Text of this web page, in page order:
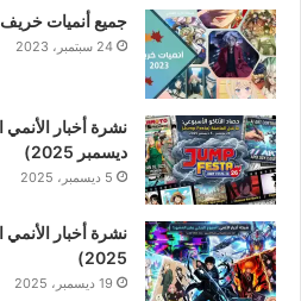
جميع أنميات خريف 2023 – قائمة كاملة
24 سبتمبر، 2023
ديسمبر 2025)
5 ديسمبر، 2025
2025)
19 ديسمبر، 2025